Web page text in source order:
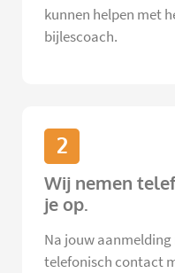
kunnen helpen met
bijlescoach.
2
Wij nemen
je op.
Na jouw
telefonisch contact